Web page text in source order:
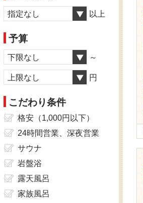
指定なし 以上
予算
下限なし ～
上限なし 円
こだわり条件
格安（1,000円以下）
24時間営業、深夜営業
サウナ
岩盤浴
露天風呂
家族風呂